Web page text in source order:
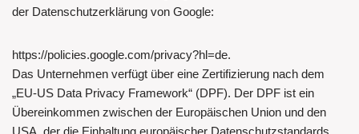
der Datenschutzerklärung von Google:
https://policies.google.com/privacy?hl=de.
Das Unternehmen verfügt über eine Zertifizierung nach dem
„EU-US Data Privacy Framework“ (DPF). Der DPF ist ein
Übereinkommen zwischen der Europäischen Union und den
USA, der die Einhaltung europäischer Datenschutzstandards